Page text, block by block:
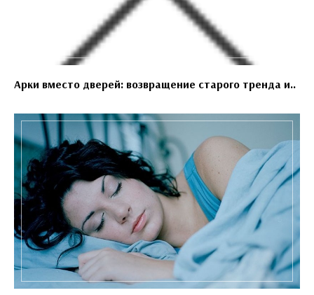
Арки вместо дверей: возвращение старого тренда и..